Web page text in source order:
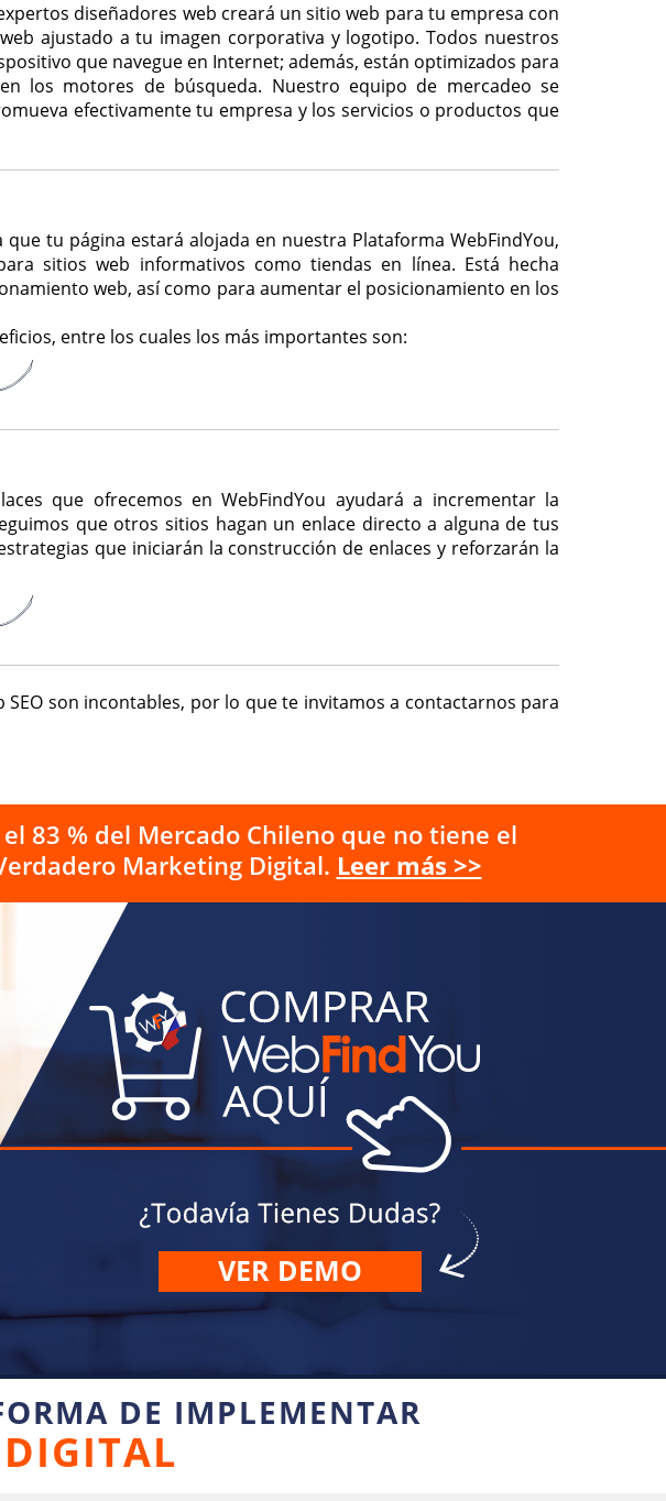
diseñadores web creará un sitio web para tu empresa con
ajustado a tu imagen corporativa y logotipo. Todos nuestros
que navegue en Internet; además, están optimizados para
los motores de búsqueda. Nuestro equipo de mercadeo se
efectivamente tu empresa y los servicios o productos que
tu página estará alojada en nuestra Plataforma WebFindYou,
sitios web informativos como tiendas en línea. Está hecha
web, así como para aumentar el posicionamiento en los
entre los cuales los más importantes son:
que ofrecemos en WebFindYou ayudará a incrementar la
que otros sitios hagan un enlace directo a alguna de tus
que iniciarán la construcción de enlaces y reforzarán la
son incontables, por lo que te invitamos a contactarnos para
83 % del Mercado Chileno que no tiene el
Marketing Digital. Leer más >>
VER DEMO
DE IMPLEMENTAR